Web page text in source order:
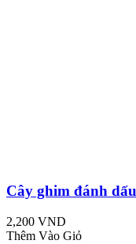
Cây ghim đánh
2,200 VND
Thêm Vào Giỏ